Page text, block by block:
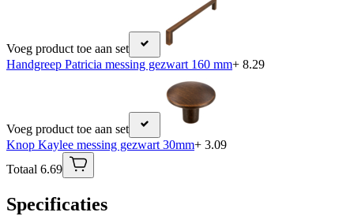
Voeg product toe aan set
Handgreep Patricia messing gezwart 160 mm+ 8.29
Voeg product toe aan set
Knop Kaylee messing gezwart 30mm+ 3.09
Totaal 6.69
Specificaties